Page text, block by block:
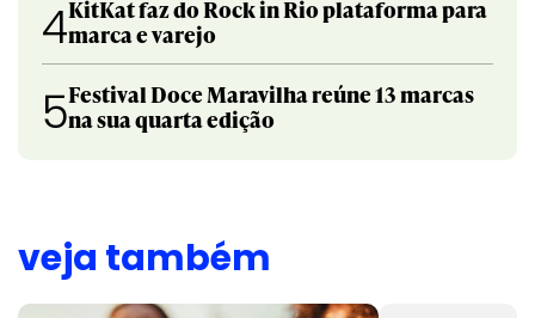
4KitKat faz do Rock in Rio plataforma para
marca e varejo
5Festival Doce Maravilha reúne 13 marcas
na sua quarta edição
veja também